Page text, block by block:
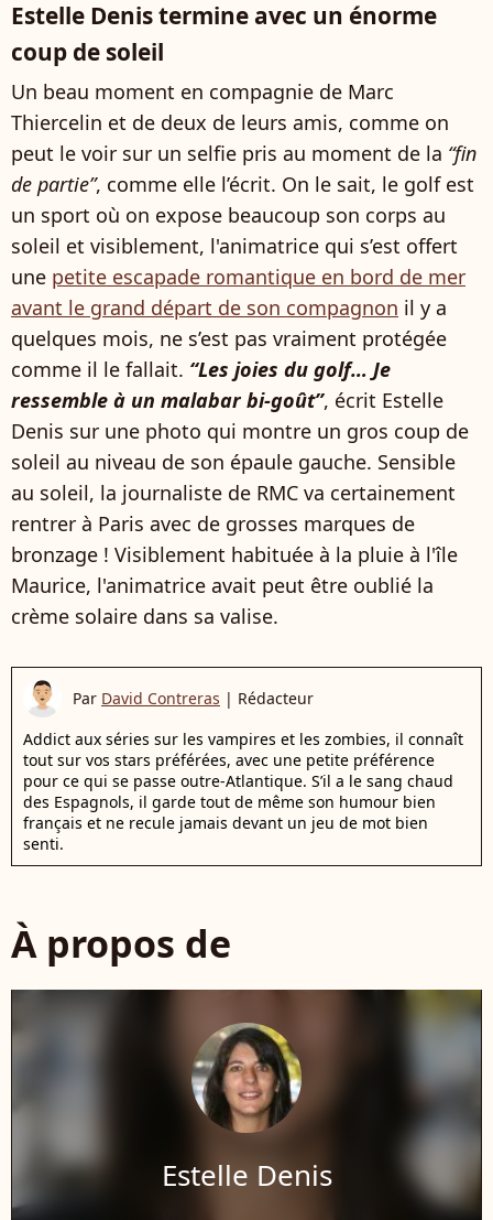
Estelle Denis termine avec un énorme
coup de soleil
Un beau moment en compagnie de Marc
Thiercelin et de deux de leurs amis, comme on
peut le voir sur un selfie pris au moment de la “fin
de partie”, comme elle l’écrit. On le sait, le golf est
un sport où on expose beaucoup son corps au
soleil et visiblement, l'animatrice qui s’est offert
une petite escapade romantique en bord de mer
avant le grand départ de son compagnon il y a
quelques mois, ne s’est pas vraiment protégée
comme il le fallait. “Les joies du golf… Je
ressemble à un malabar bi-goût”, écrit Estelle
Denis sur une photo qui montre un gros coup de
soleil au niveau de son épaule gauche. Sensible
au soleil, la journaliste de RMC va certainement
rentrer à Paris avec de grosses marques de
bronzage ! Visiblement habituée à la pluie à l'île
Maurice, l'animatrice avait peut être oublié la
crème solaire dans sa valise.
Par David Contreras | Rédacteur
Addict aux séries sur les vampires et les zombies, il connaît
tout sur vos stars préférées, avec une petite préférence
pour ce qui se passe outre-Atlantique. S’il a le sang chaud
des Espagnols, il garde tout de même son humour bien
français et ne recule jamais devant un jeu de mot bien
senti.
À propos de
Estelle Denis